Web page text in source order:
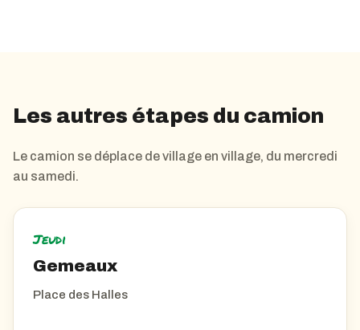
Les autres étapes du camion
Le camion se déplace de village en village, du mercredi
au samedi.
Jeudi
Gemeaux
Place des Halles